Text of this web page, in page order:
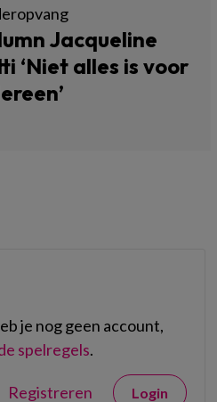
Jacqueline
‘Niet alles is voor
je nog geen account,
spelregels.
Registreren Login